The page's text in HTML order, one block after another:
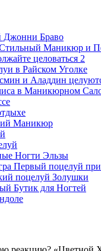
Джонни Браво
Маникюр и
целоваться 2
в Райском Уголке
и Аладдин
в Маникюрном
Маникюр
Ногти Эльзы
Первый поцелуй
поцелуй Золушки
Бутик для Ногтей